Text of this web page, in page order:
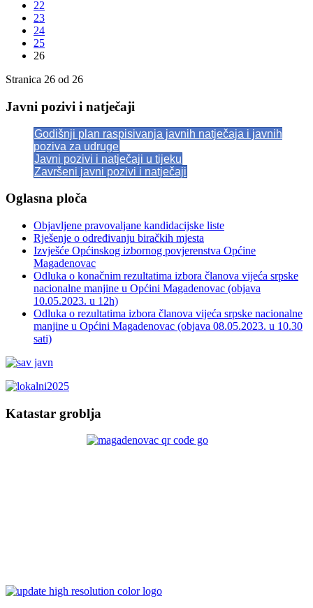
22
23
24
25
26
Stranica 26 od 26
Javni pozivi i natječaji
Godišnji plan raspisivanja javnih natječaja i javnih
poziva za udruge
Javni pozivi i natječaji u tijeku
Završeni javni pozivi i natječaji
Oglasna ploča
Objavljene pravovaljane kandidacijske liste
Rješenje o određivanju biračkih mjesta
Izvješće Općinskog izbornog povjerenstva Općine
Magadenovac
Odluka o konačnim rezultatima izbora članova vijeća srpske
nacionalne manjine u Općini Magadenovac (objava
10.05.2023. u 12h)
Odluka o rezultatima izbora članova vijeća srpske nacionalne
manjine u Općini Magadenovac (objava 08.05.2023. u 10.30
sati)
Katastar groblja